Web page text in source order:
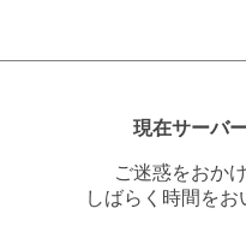
現在サーバ
ご迷惑をおか
しばらく時間を